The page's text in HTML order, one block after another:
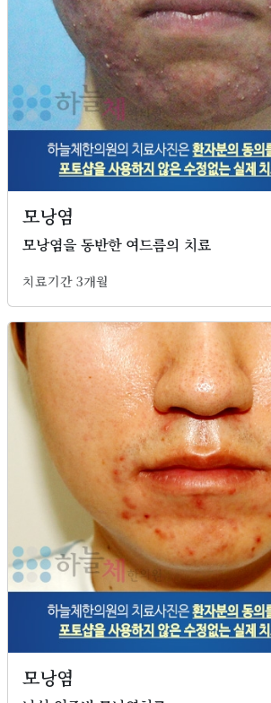
모낭염
모낭염을 동반한 여드름의 치료
치료기간 3개월
모낭염